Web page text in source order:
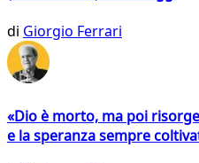
di Giorgio Ferrari
«Dio è morto, ma poi
e la speranza sempre